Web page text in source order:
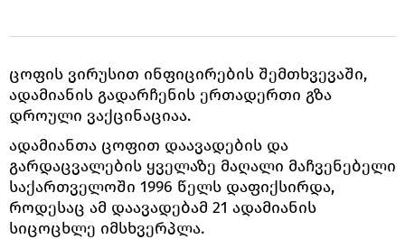
ცოფის ვირუსით ინფიცირების შემთხვევაში,
ადამიანის გადარჩენის ერთადერთი გზა
დროული ვაქცინაციაა.
ადამიანთა ცოფით დაავადების და
გარდაცვალების ყველაზე მაღალი მაჩვენებელი
საქართველოში 1996 წელს დაფიქსირდა,
როდესაც ამ დაავადებამ 21 ადამიანის
სიცოცხლე იმსხვერპლა.